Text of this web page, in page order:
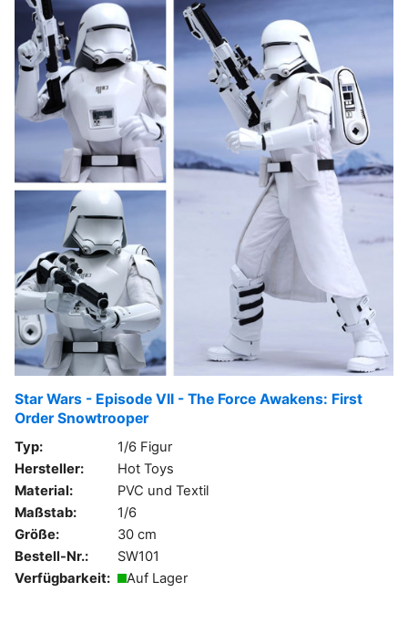
Star Wars - Episode VII - The Force Awakens: First
Order Snowtrooper
Typ:
1/6 Figur
Hersteller:
Hot Toys
Material:
PVC und Textil
Maßstab:
1/6
Größe:
30 cm
Bestell-Nr.:
SW101
Verfügbarkeit:
Auf Lager